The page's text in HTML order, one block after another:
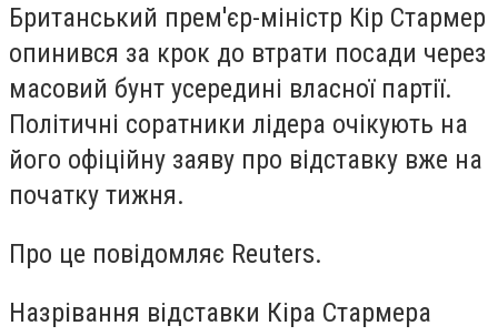
Британський прем'єр-міністр Кір Стармер
опинився за крок до втрати посади через
масовий бунт усередині власної партії.
Політичні соратники лідера очікують на
його офіційну заяву про відставку вже на
початку тижня.
Про це повідомляє Reuters.
Назрівання відставки Кіра Стармера